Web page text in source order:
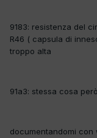
9183: resistenza del
R46 ( capsula di
troppo alta
91a3: stessa cosa
documentandomi